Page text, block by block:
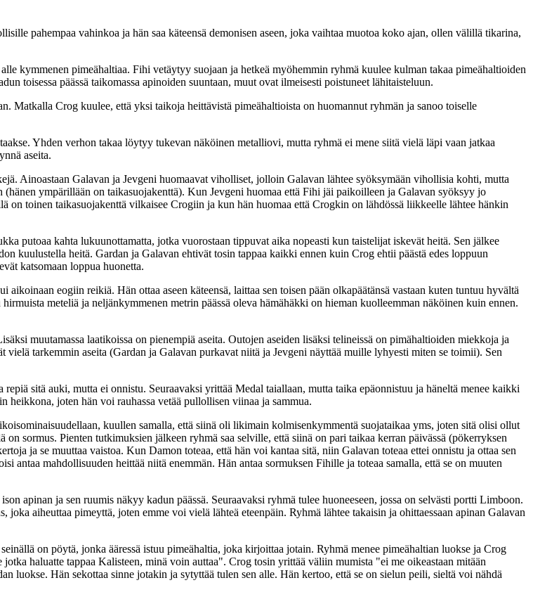
pahempaa vahinkoa ja hän saa käteensä demonisen aseen, joka vaihtaa muotoa koko ajan, ollen välillä tikarina,
kymmenen pimeähaltiaa. Fihi vetäytyy suojaan ja hetkeä myöhemmin ryhmä kuulee kulman takaa pimeähaltioiden
toisessa päässä taikomassa apinoiden suuntaan, muut ovat ilmeisesti poistuneet lähitaisteluun.
Matkalla Crog kuulee, että yksi taikoja heittävistä pimeähaltioista on huomannut ryhmän ja sanoo toiselle
Yhden verhon takaa löytyy tukevan näköinen metalliovi, mutta ryhmä ei mene siitä vielä läpi vaan jatkaa
aseita.
Ainoastaan Galavan ja Jevgeni huomaavat viholliset, jolloin Galavan lähtee syöksymään vihollisia kohti, mutta
ympärillään on taikasuojakenttä). Kun Jevgeni huomaa että Fihi jäi paikoilleen ja Galavan syöksyy jo
toinen taikasuojakenttä vilkaisee Crogiin ja kun hän huomaa että Crogkin on lähdössä liikkeelle lähtee hänkin
putoaa kahta lukuunottamatta, jotka vuorostaan tippuvat aika nopeasti kun taistelijat iskevät heitä. Sen jälkee
kuulustella heitä. Gardan ja Galavan ehtivät tosin tappaa kaikki ennen kuin Crog ehtii päästä edes loppuun
katsomaan loppua huonetta.
eogiin reikiä. Hän ottaa aseen käteensä, laittaa sen toisen pään olkapäätänsä vastaan kuten tuntuu hyvältä
meteliä ja neljänkymmenen metrin päässä oleva hämähäkki on hieman kuolleemman näköinen kuin ennen.
muutamassa laatikoissa on pienempiä aseita. Outojen aseiden lisäksi telineissä on pimähaltioiden miekkoja ja
tarkemmin aseita (Gardan ja Galavan purkavat niitä ja Jevgeni näyttää muille lyhyesti miten se toimii). Sen
sitä auki, mutta ei onnistu. Seuraavaksi yrittää Medal taiallaan, mutta taika epäonnistuu ja häneltä menee kaikki
heikkona, joten hän voi rauhassa vetää pullollisen viinaa ja sammua.
kuullen samalla, että siinä oli likimain kolmisenkymmentä suojataikaa yms, joten sitä olisi ollut
sormus. Pienten tutkimuksien jälkeen ryhmä saa selville, että siinä on pari taikaa kerran päivässä (pökerryksen
ja se muuttaa vaistoa. Kun Damon toteaa, että hän voi kantaa sitä, niin Galavan toteaa ettei onnistu ja ottaa sen
mahdollisuuden heittää niitä enemmän. Hän antaa sormuksen Fihille ja toteaa samalla, että se on muuten
apinan ja sen ruumis näkyy kadun päässä. Seuraavaksi ryhmä tulee huoneeseen, jossa on selvästi portti Limboon.
aiheuttaa pimeyttä, joten emme voi vielä lähteä eteenpäin. Ryhmä lähtee takaisin ja ohittaessaan apinan Galavan
on pöytä, jonka ääressä istuu pimeähaltia, joka kirjoittaa jotain. Ryhmä menee pimeähaltian luokse ja Crog
haluatte tappaa Kalisteen, minä voin auttaa". Crog tosin yrittää väliin mumista "ei me oikeastaan mitään
luokse. Hän sekottaa sinne jotakin ja sytyttää tulen sen alle. Hän kertoo, että se on sielun peili, sieltä voi nähdä